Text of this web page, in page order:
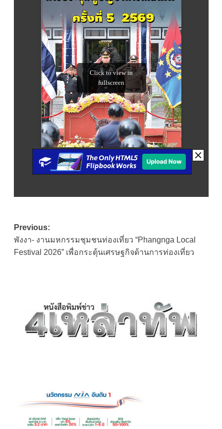
Post
navigation
Previous:
พังงา- งานมหกรรมชุมชนท่องเที่ยว “Phangnga Local
Festival 2026” เพื่อกระตุ้นเศรษฐกิจด้านการท่องเที่ยว